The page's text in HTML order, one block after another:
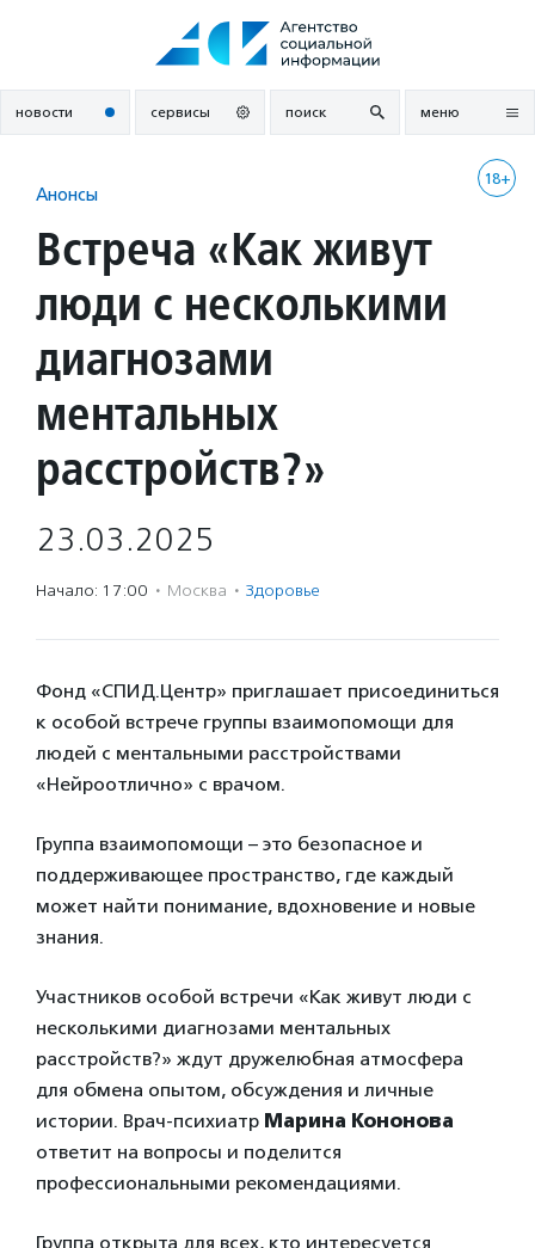
новости сервисы поиск меню
18+
Анонсы
Встреча «Как живут
люди с несколькими
диагнозами
ментальных
расстройств?»
23.03.2025
Начало: 17:00 · Москва · Здоровье
Фонд «СПИД.Центр» приглашает присоединиться
к особой встрече группы взаимопомощи для
людей с ментальными расстройствами
«Нейроотлично» с врачом.
Группа взаимопомощи – это безопасное и
поддерживающее пространство, где каждый
может найти понимание, вдохновение и новые
знания.
Участников особой встречи «Как живут люди с
несколькими диагнозами ментальных
расстройств?» ждут дружелюбная атмосфера
для обмена опытом, обсуждения и личные
истории. Врач-психиатр Марина Кононова
ответит на вопросы и поделится
профессиональными рекомендациями.
Группа открыта для всех, кто интересуется